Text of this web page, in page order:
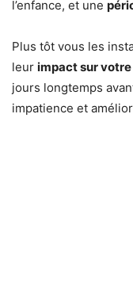
l’enfance, et une
Plus tôt vous les
leur impact sur
jours longtemps
impatience et